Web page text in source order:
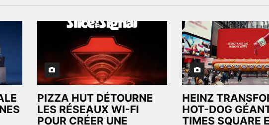
PIZZA HUT DÉTOURNE
LES RÉSEAUX WI-FI
POUR CRÉER UNE
HEINZ
HOT-DOG
TIMES SQUARE